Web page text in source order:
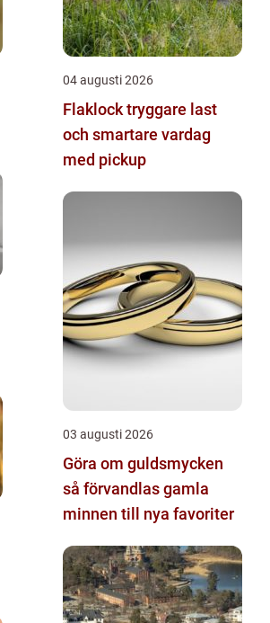
04 augusti 2026
Flaklock tryggare last
och smartare vardag
med pickup
03 augusti 2026
Göra om guldsmycken
så förvandlas gamla
minnen till nya favoriter